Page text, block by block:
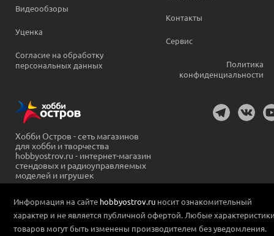
Видеообзоры
Уценка
Согласие на обработку
персональных данных
Контакты
Сервис
Политика
конфиденциальности
Хобби Остров - сеть магазинов
для хобби и творчества
hobbyostrov.ru - интернет-магазин
стендовых и радиоуправляемых
моделей и игрушек
Информация на сайте hobbyostrov.ru носит ознакомительный
характер и не является публичной офертой. Любые
товаров могут быть изменены производителем без уведомления.